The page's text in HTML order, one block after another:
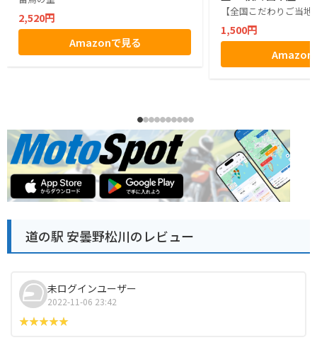
2,520円
Amazonで見る
【全国こだわりご当
1,500円
Amazon
道の駅 安曇野松川のレビュー
未ログインユーザー
2022-11-06 23:42